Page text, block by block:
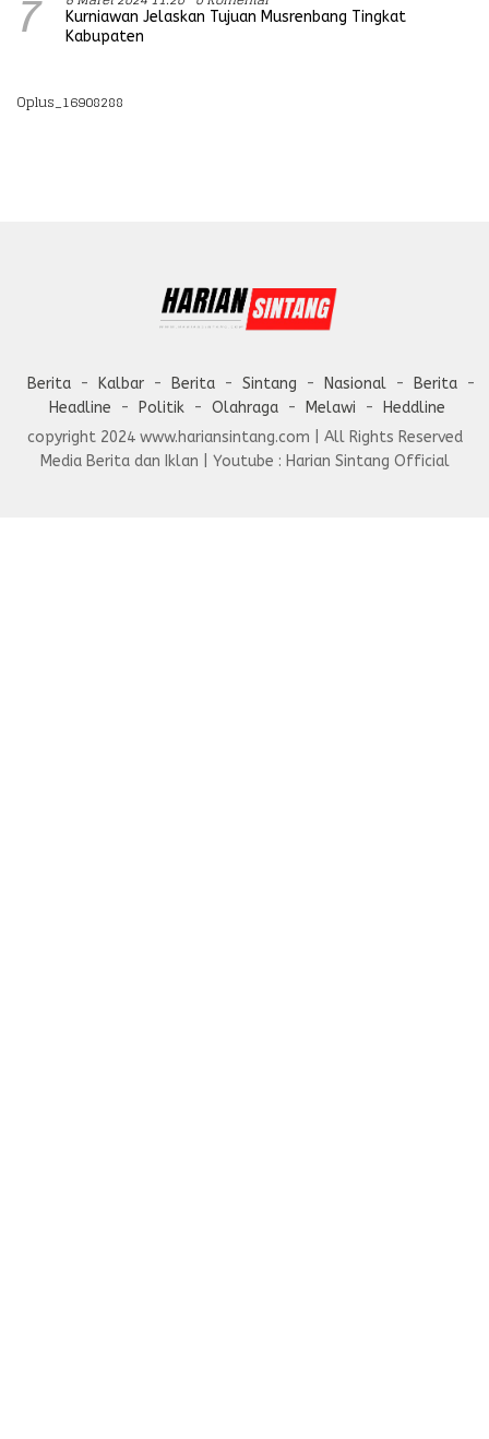
7
Kurniawan Jelaskan Tujuan Musrenbang Tingkat
Kabupaten
Oplus_16908288
Berita Kalbar Berita Sintang Nasional
Berita
Headline
Politik Olahraga Melawi
Heddline
copyright 2024 www.hariansintang.com | All Rights Reserved
Media Berita dan Iklan | Youtube : Harian Sintang Official